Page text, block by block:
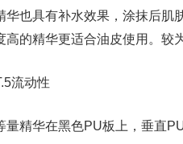
具有补水效果，涂抹后肌
高的精华更适合油皮使用。较
动性
华在黑色PU板上，垂直PU